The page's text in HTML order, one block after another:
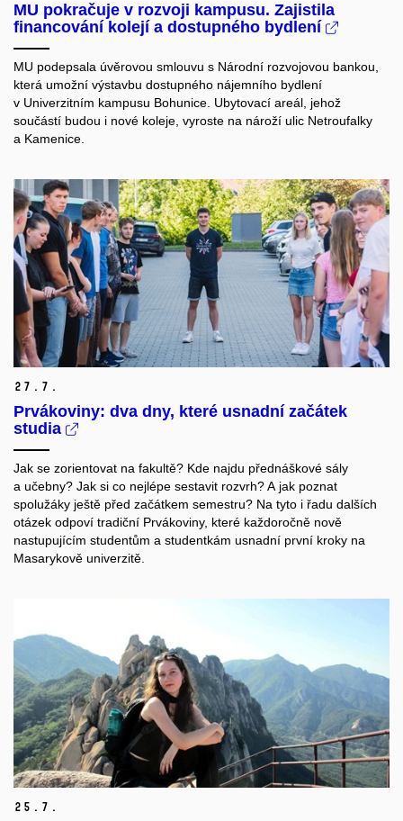
MU pokračuje v rozvoji kampusu. Zajistila
financování kolejí a dostupného bydlení
MU podepsala úvěrovou smlouvu s Národní rozvojovou bankou,
která umožní výstavbu dostupného nájemního bydlení
v Univerzitním kampusu Bohunice. Ubytovací areál, jehož
součástí budou i nové koleje, vyroste na nároží ulic Netroufalky
a Kamenice.
27. 7.
Prvákoviny: dva dny, které usnadní začátek
studia
Jak se zorientovat na fakultě? Kde najdu přednáškové sály
a učebny? Jak si co nejlépe sestavit rozvrh? A jak poznat
spolužáky ještě před začátkem semestru? Na tyto i řadu dalších
otázek odpoví tradiční Prvákoviny, které každoročně nově
nastupujícím studentům a studentkám usnadní první kroky na
Masarykově univerzitě.
25. 7.